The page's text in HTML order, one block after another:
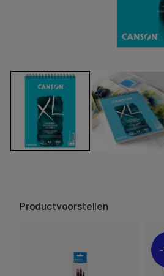
Productvoorstellen